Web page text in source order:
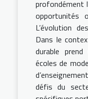
profondément
opportunités
L’évolution
Dans le
durable
écoles de
défis du